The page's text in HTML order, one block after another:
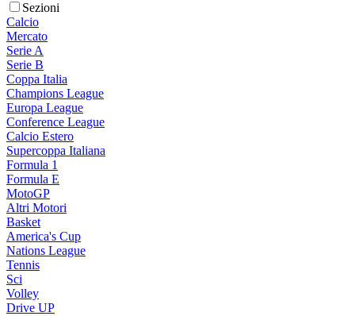
Sezioni
Calcio
Mercato
Serie A
Serie B
Coppa Italia
Champions League
Europa League
Conference League
Calcio Estero
Supercoppa Italiana
Formula 1
Formula E
MotoGP
Altri Motori
Basket
America's Cup
Nations League
Tennis
Sci
Volley
Drive UP